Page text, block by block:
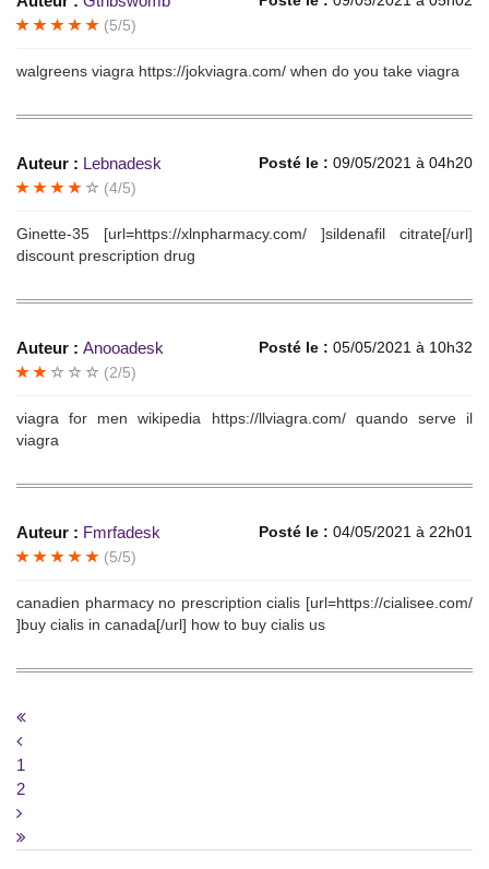
(5/5)
walgreens viagra https://jokviagra.com/ when do you take viagra
Auteur : Lebnadesk Posté le : 09/05/2021 à 04h20
(4/5)
Ginette-35 [url=https://xlnpharmacy.com/ ]sildenafil citrate[/url]
discount prescription drug
Auteur : Anooadesk Posté le : 05/05/2021 à 10h32
(2/5)
viagra for men wikipedia https://llviagra.com/ quando serve il
viagra
Auteur : Fmrfadesk Posté le : 04/05/2021 à 22h01
(5/5)
canadien pharmacy no prescription cialis [url=https://cialisee.com/
]buy cialis in canada[/url] how to buy cialis us
1
2